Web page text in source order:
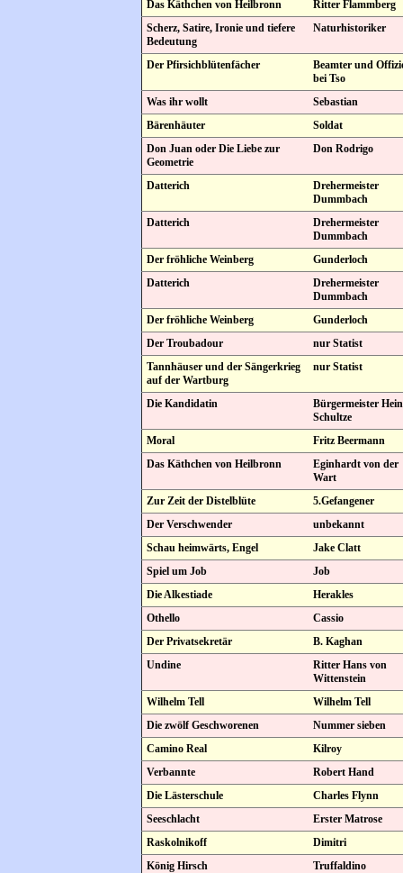
Das Käthchen von Heilbronn
Ritter Flammberg
Scherz, Satire, Ironie und tiefere
Bedeutung
Naturhistoriker
Der Pfirsichblütenfächer
Beamter und
bei Tso
Was ihr wollt
Sebastian
Bärenhäuter
Soldat
Don Juan oder Die Liebe zur
Geometrie
Don Rodrigo
Datterich
Drehermeister
Dummbach
Datterich
Drehermeister
Dummbach
Der fröhliche Weinberg
Gunderloch
Datterich
Drehermeister
Dummbach
Der fröhliche Weinberg
Gunderloch
Der Troubadour
nur Statist
Tannhäuser und der Sängerkrieg
auf der Wartburg
nur Statist
Die Kandidatin
Bürgermeister
Schultze
Moral
Fritz Beermann
Das Käthchen von Heilbronn
Eginhardt von der
Wart
Zur Zeit der Distelblüte
5.Gefangener
Der Verschwender
unbekannt
Schau heimwärts, Engel
Jake Clatt
Spiel um Job
Job
Die Alkestiade
Herakles
Othello
Cassio
Der Privatsekretär
B. Kaghan
Undine
Ritter Hans von
Wittenstein
Wilhelm Tell
Wilhelm Tell
Die zwölf Geschworenen
Nummer sieben
Camino Real
Kilroy
Verbannte
Robert Hand
Die Lästerschule
Charles Flynn
Seeschlacht
Erster Matrose
Raskolnikoff
Dimitri
König Hirsch
Truffaldino